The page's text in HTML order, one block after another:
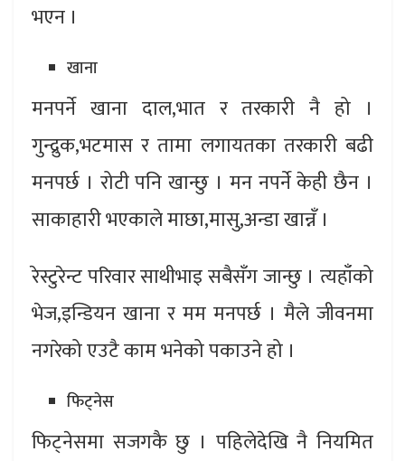
भएन ।
खाना
मनपर्ने खाना दाल,भात र तरकारी नै हो ।
गुन्द्रुक,भटमास र तामा लगायतका तरकारी बढी
मनपर्छ । रोटी पनि खान्छु । मन नपर्ने केही छैन ।
साकाहारी भएकाले माछा,मासु,अन्डा खान्नँ ।
रेस्टुरेन्ट परिवार साथीभाइ सबैसँग जान्छु । त्यहाँको
भेज,इन्डियन खाना र मम मनपर्छ । मैले जीवनमा
नगरेको एउटै काम भनेको पकाउने हो ।
फिट्नेस
फिट्नेसमा सजगकै छु । पहिलेदेखि नै नियमित